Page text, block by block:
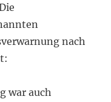
nach
war auch